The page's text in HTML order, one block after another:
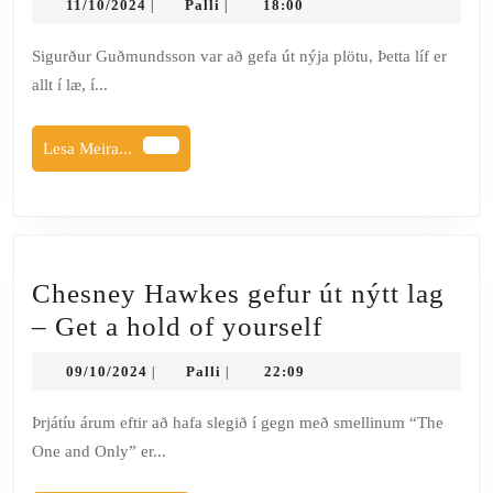
Þetta
er
allt
11/10/2024 11/10/2024
Palli 18:00
Sigurður Guðmundsson var að gefa út nýja plötu, Þetta líf er
allt í læ, í...
Lesa Meira...
Lesa
Meira...
Chesney Hawkes gefur út nýtt lag
– Get a hold of yourselfChesney
út
09/10/2024 09/10/2024
Palli Palli 22:09
Þrjátíu árum eftir að hafa slegið í gegn með smellinum “The
One and Only” er...